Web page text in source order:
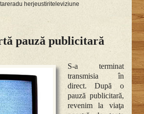
radu herjeustiriteleviziune
pauză publicitară
S-a terminat
transmisia în
direct. După o
pauză publicitară,
revenim la viaţa